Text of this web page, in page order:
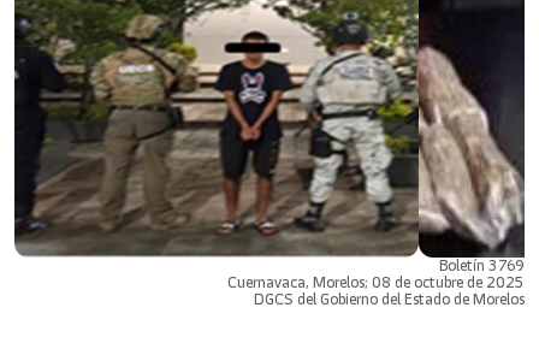
Boletín 3769
Cuernavaca, Morelos; 08 de octubre de 2025
DGCS del Gobierno del Estado de Morelos